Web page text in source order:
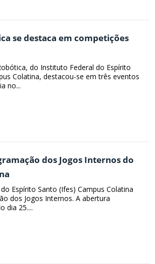
se destaca em competições
do Instituto Federal do Espírito
Colatina, destacou-se em três eventos
no...
dos Jogos Internos do
Espírito Santo (Ifes) Campus Colatina
dos Jogos Internos. A abertura
dia 25....